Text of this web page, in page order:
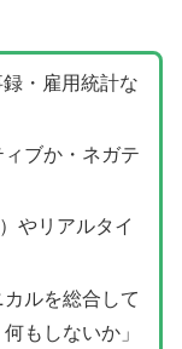
・雇用統計な
ブか・ネガテ
やリアルタイ
ルを総合して
もしないか」